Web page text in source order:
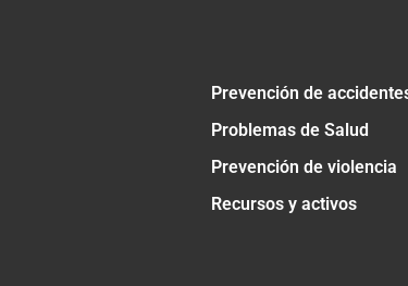
Prevención de
Problemas de Salud
Prevención de violencia
Recursos y activos